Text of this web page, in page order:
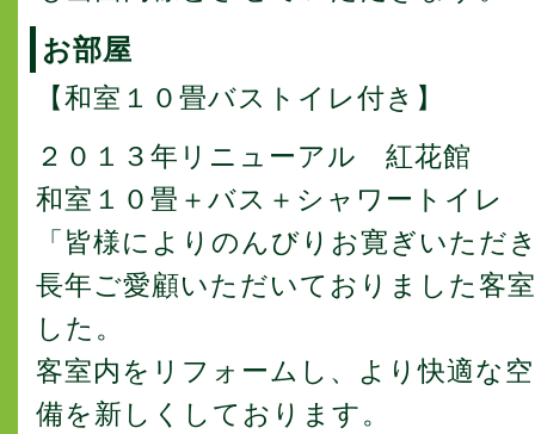
お部屋
【和室１０畳バストイレ付き】
２０１３年リニューアル 紅花館
和室１０畳＋バス＋シャワートイレ
「皆様によりのんびりお寛ぎいただ
長年ご愛顧いただいておりました客
した。
客室内をリフォームし、より快適な
備を新しくしております。